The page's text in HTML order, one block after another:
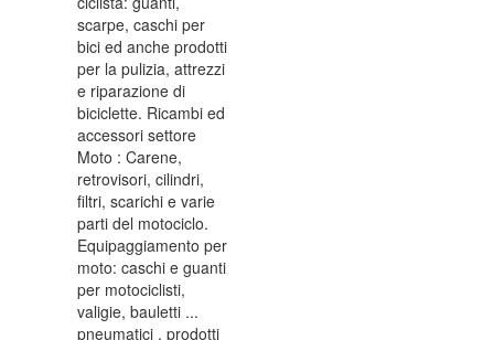
scarpe, caschi per
bici ed anche prodotti
per la pulizia, attrezzi
e riparazione di
biciclette. Ricambi ed
accessori settore
Moto : Carene,
retrovisori, cilindri,
filtri, scarichi e varie
parti del motociclo.
Equipaggiamento per
moto: caschi e guanti
per motociclisti,
valigie, bauletti ...
pneumatici , prodotti